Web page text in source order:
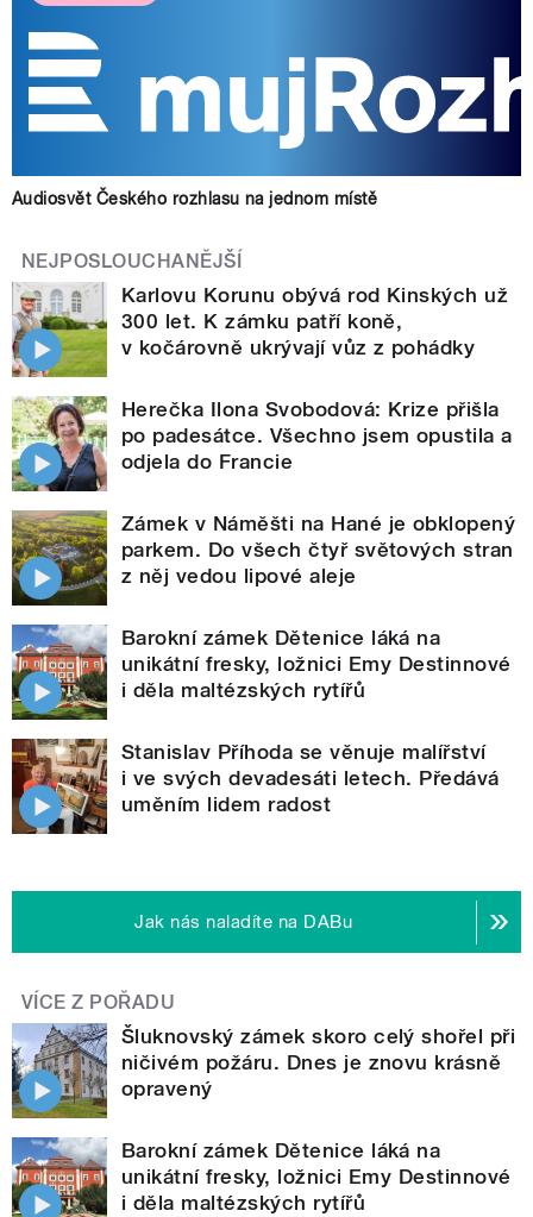
Audiosvět Českého rozhlasu na jednom místě
NEJPOSLOUCHANĚJŠÍ
Karlovu Korunu obývá rod Kinských už
300 let. K zámku patří koně,
v kočárovně ukrývají vůz z pohádky
Herečka Ilona Svobodová: Krize přišla
po padesátce. Všechno jsem opustila a
odjela do Francie
Zámek v Náměšti na Hané je obklopený
parkem. Do všech čtyř světových stran
z něj vedou lipové aleje
Barokní zámek Dětenice láká na
unikátní fresky, ložnici Emy Destinnové
i děla maltézských rytířů
Stanislav Příhoda se věnuje malířství
i ve svých devadesáti letech. Předává
uměním lidem radost
Jak nás naladíte na DABu
VÍCE Z POŘADU
Šluknovský zámek skoro celý shořel při
ničivém požáru. Dnes je znovu krásně
opravený
Barokní zámek Dětenice láká na
unikátní fresky, ložnici Emy Destinnové
i děla maltézských rytířů